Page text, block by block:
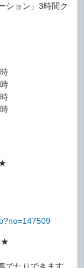
ション」3時間ク
でたりできます